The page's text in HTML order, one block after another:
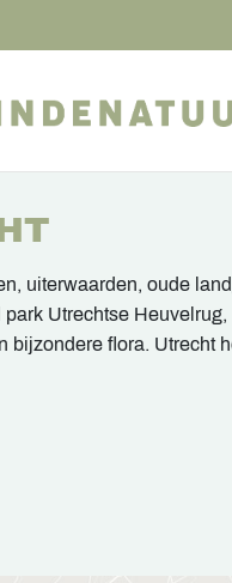
uiterwaarden, oude
park Utrechtse
bijzondere flora. Utrecht